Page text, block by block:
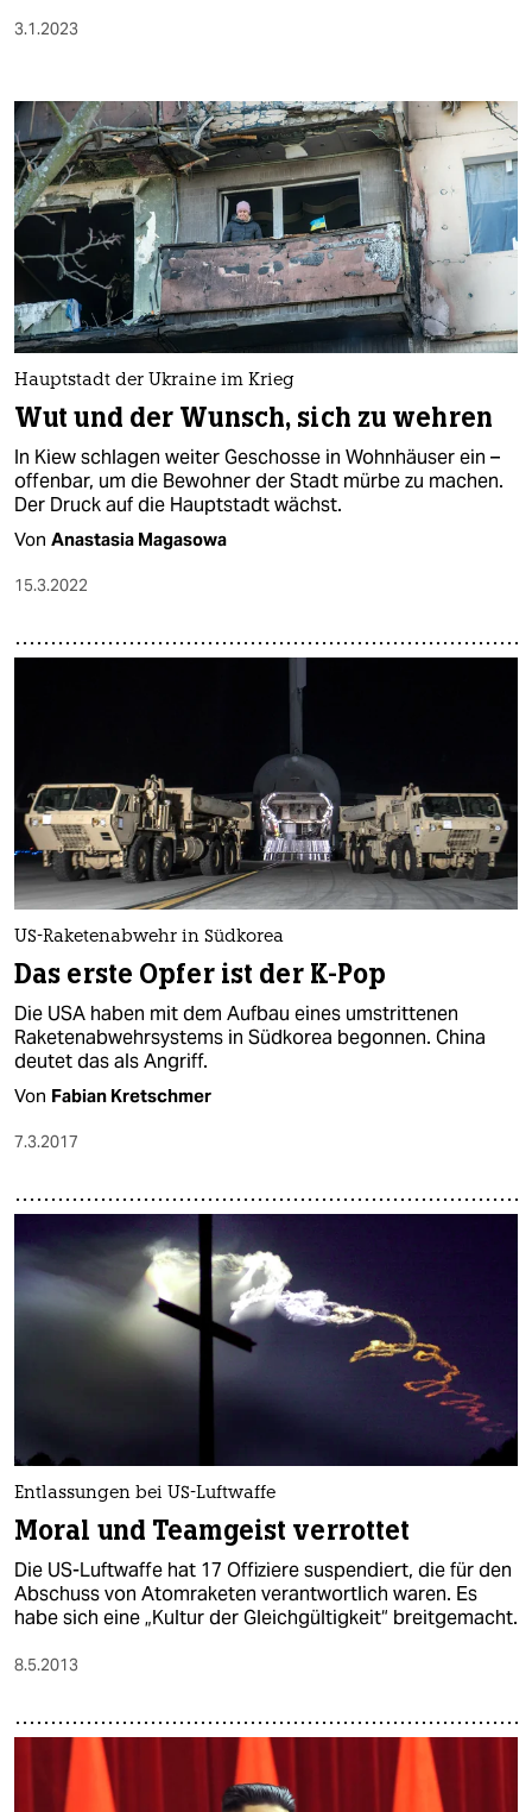
3.1.2023
Hauptstadt der Ukraine im Krieg
Wut und der Wunsch, sich zu wehren
In Kiew schlagen weiter Geschosse in Wohnhäuser ein –
offenbar, um die Bewohner der Stadt mürbe zu machen.
Der Druck auf die Hauptstadt wächst.
Von Anastasia Magasowa
15.3.2022
US-Raketenabwehr in Südkorea
Das erste Opfer ist der K-Pop
Die USA haben mit dem Aufbau eines umstrittenen
Raketenabwehrsystems in Südkorea begonnen. China
deutet das als Angriff.
Von Fabian Kretschmer
7.3.2017
Entlassungen bei US-Luftwaffe
Moral und Teamgeist verrottet
Die US-Luftwaffe hat 17 Offiziere suspendiert, die für den
Abschuss von Atomraketen verantwortlich waren. Es
habe sich eine „Kultur der Gleichgültigkeit“ breitgemacht.
8.5.2013